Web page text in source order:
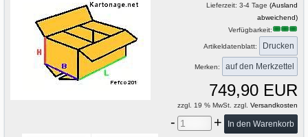
Lieferzeit: 3-4 Tage (Ausland
abweichend)
Verfügbarkeit:
Artikeldatenblatt: Drucken
Merken:
749,90 EUR
zzgl. 19 % MwSt. zzgl. Versandkosten
- +